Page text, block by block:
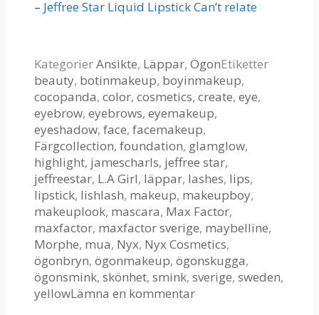
– Jeffree Star Liquid Lipstick Can’t relate
KategorierAnsikte, Läppar, ÖgonEtiketter
beauty, botinmakeup, boyinmakeup,
cocopanda, color, cosmetics, create, eye,
eyebrow, eyebrows, eyemakeup,
eyeshadow, face, facemakeup,
Färgcollection, foundation, glamglow,
highlight, jamescharls, jeffree star,
jeffreestar, L.A Girl, läppar, lashes, lips,
lipstick, lishlash, makeup, makeupboy,
makeuplook, mascara, Max Factor,
maxfactor, maxfactor sverige, maybelline,
Morphe, mua, Nyx, Nyx Cosmetics,
ögonbryn, ögonmakeup, ögonskugga,
ögonsmink, skönhet, smink, sverige, sweden,
yellowLämna en kommentar